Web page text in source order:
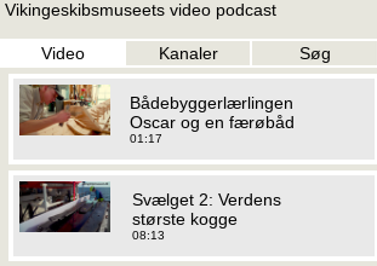
Vikingeskibsmuseets video podcast
Video Kanaler Søg
Bådebyggerlærlingen
Oscar og en færøbåd
01:17
Svælget 2: Verdens
største kogge
08:13